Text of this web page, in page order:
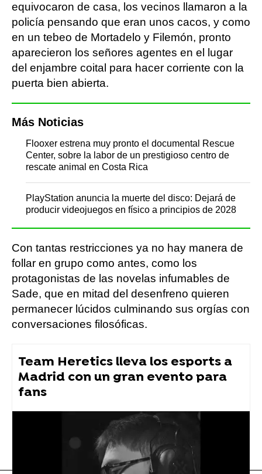
equivocaron de casa, los vecinos llamaron a la
policía pensando que eran unos cacos, y como
en un tebeo de Mortadelo y Filemón, pronto
aparecieron los señores agentes en el lugar
del enjambre coital para hacer corriente con la
puerta bien abierta.
Más Noticias
Flooxer estrena muy pronto el documental Rescue
Center, sobre la labor de un prestigioso centro de
rescate animal en Costa Rica
PlayStation anuncia la muerte del disco: Dejará de
producir videojuegos en físico a principios de 2028
Con tantas restricciones ya no hay manera de
follar en grupo como antes, como los
protagonistas de las novelas infumables de
Sade, que en mitad del desenfreno quieren
permanecer lúcidos culminando sus orgías con
conversaciones filosóficas.
Team Heretics lleva los esports a
Madrid con un gran evento para
fans
Coronavirus